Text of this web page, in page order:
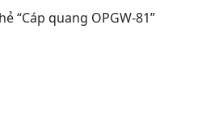
“Cáp quang OPGW-81”